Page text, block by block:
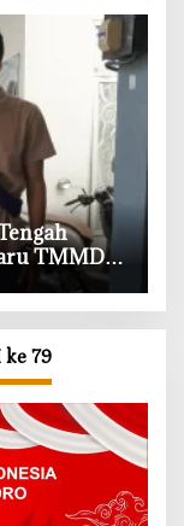
TMMD
ke 79